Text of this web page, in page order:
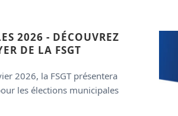
2026 - DÉCOUVREZ
DE LA FSGT
2026, la FSGT présentera
les élections municipales